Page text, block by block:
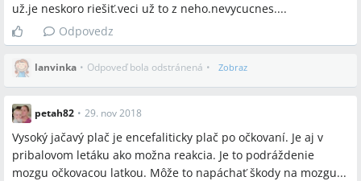
už.je neskoro riešiť.veci už to z neho.nevycucnes....
Odpovedz
lanvinka • Odpoveď bola odstránená • Zobraz
petah82 • 29. nov 2018
Vysoký jačavý plač je encefaliticky plač po očkovaní. Je aj v
pribalovom letáku ako možna reakcia. Je to podráždenie
mozgu očkovacou latkou. Môže to napáchať škody na mozgu...